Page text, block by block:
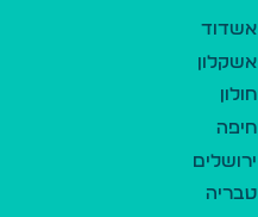
אשדוד
אשקלון
חולון
חיפה
ירושלים
טבריה